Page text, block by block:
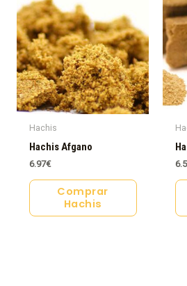
Hachis
Hachis Afgano
6.97€
Comprar
Hachis